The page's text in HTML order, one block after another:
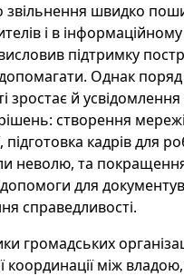
швидко
і в
підтримку
Однак
зростає й усвідомлення
створення
підготовка кадрів для
неволю, та
для
справедливості.
громадських
координації між